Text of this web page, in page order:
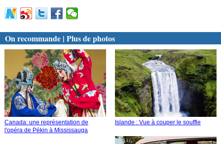
On recommande | Plus de photos
Canada: une représentation de
l'opéra de Pékin à Mississauga
Islande : Vue à couper le souffle